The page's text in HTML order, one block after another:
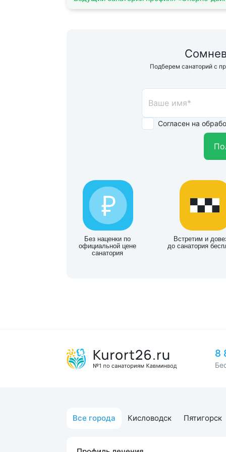
Подберем санаторий с
Согласен на
Без наценки по
официальной цене
санатория
Встретим и
до санатория
8
Все города Кисловодск Пятигорск